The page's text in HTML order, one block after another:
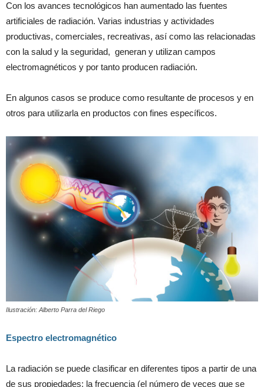
Con los avances tecnológicos han aumentado las fuentes
artificiales de radiación. Varias industrias y actividades
productivas, comerciales, recreativas, así como las relacionadas
con la salud y la seguridad, generan y utilizan campos
electromagnéticos y por tanto producen radiación.
En algunos casos se produce como resultante de procesos y en
otros para utilizarla en productos con fines específicos.
Ilustración: Alberto Parra del Riego
Espectro electromagnético
La radiación se puede clasificar en diferentes tipos a partir de una
de sus propiedades: la frecuencia (el número de veces que se